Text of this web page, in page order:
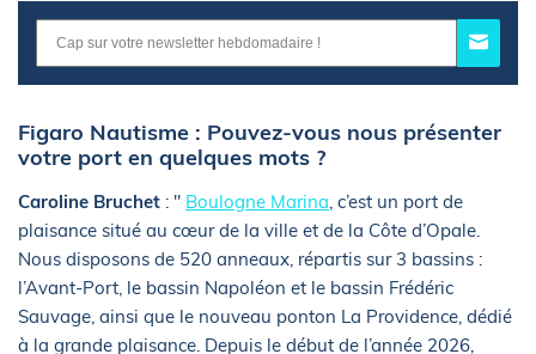
Figaro Nautisme : Pouvez-vous nous présenter
votre port en quelques mots ?
Caroline Bruchet : " Boulogne Marina, c’est un port de
plaisance situé au cœur de la ville et de la Côte d’Opale.
Nous disposons de 520 anneaux, répartis sur 3 bassins :
l’Avant-Port, le bassin Napoléon et le bassin Frédéric
Sauvage, ainsi que le nouveau ponton La Providence, dédié
à la grande plaisance. Depuis le début de l’année 2026,